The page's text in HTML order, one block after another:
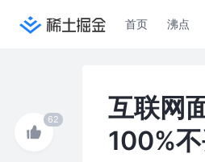
首页 沸点
互联网
100%